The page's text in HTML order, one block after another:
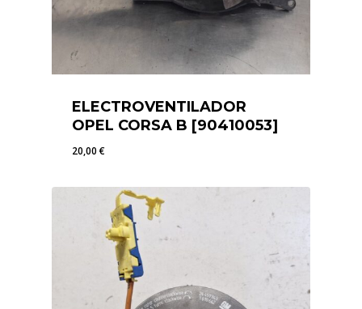
ELECTROVENTILADOR
OPEL CORSA B [90410053]
20,00€